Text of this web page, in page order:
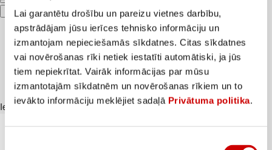
Lai garantētu drošību un pareizu vietnes darbību,
apstrādājam jūsu ierīces tehnisko informāciju un
izmantojam nepieciešamās sīkdatnes. Citas sīkdatnes
vai novērošanas rīki netiek iestatīti automātiski, ja jūs
tiem nepiekrītat. Vairāk informācijas par mūsu
izmantotajām sīkdatnēm un novērošanas rīkiem un to
ievākto informāciju meklējiet sadaļā Privātuma politika.
Pievienot
Iesakām ar